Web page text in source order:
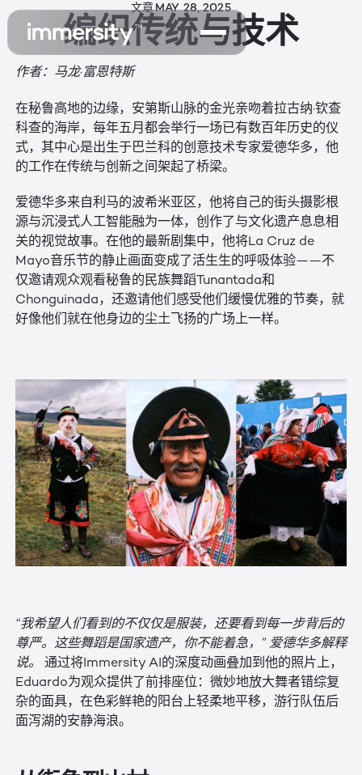
文章MAY 28, 2025
编织传统与技术
作者：马龙·富恩特斯
在秘鲁高地的边缘，安第斯山脉的金光亲吻着拉古纳·钦查
科查的海岸，每年五月都会举行一场已有数百年历史的仪
式，其中心是出生于巴兰科的创意技术专家爱德华多，他
的工作在传统与创新之间架起了桥梁。
爱德华多来自利马的波希米亚区，他将自己的街头摄影根
源与沉浸式人工智能融为一体，创作了与文化遗产息息相
关的视觉故事。在他的最新剧集中，他将La Cruz de
Mayo音乐节的静止画面变成了活生生的呼吸体验——不
仅邀请观众观看秘鲁的民族舞蹈Tunantada和
Chonguinada，还邀请他们感受他们缓慢优雅的节奏，就
好像他们就在他身边的尘土飞扬的广场上一样。
“我希望人们看到的不仅仅是服装，还要看到每一步背后的
尊严。这些舞蹈是国家遗产，你不能着急，” 爱德华多解释
说。
通过将Immersity AI的深度动画叠加到他的照片上，
Eduardo为观众提供了前排座位：微妙地放大舞者错综复
杂的面具，在色彩鲜艳的阳台上轻柔地平移，游行队伍后
面泻湖的安静海浪。